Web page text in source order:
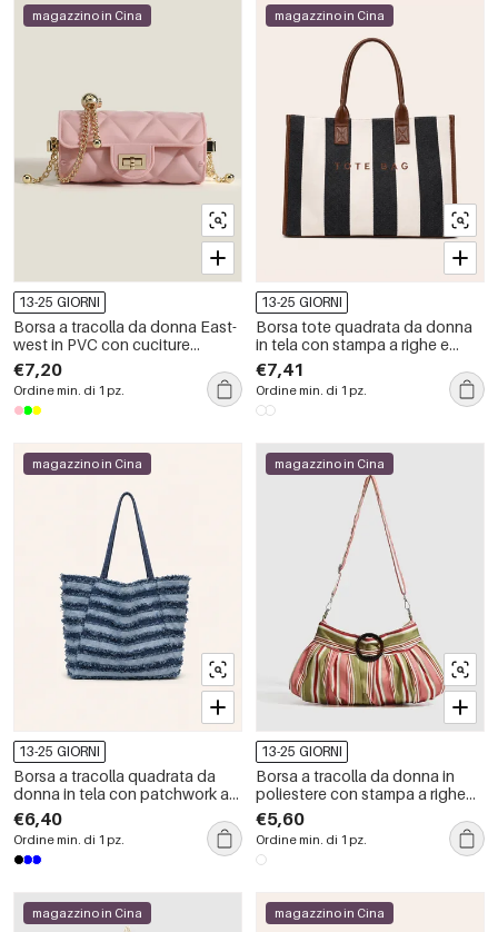
magazzino in Cina
13-25 GIORNI
Borsa a tracolla da donna East-
west in PVC con cuciture
trapuntate, dettagli in metallo e
catena in tinta unita, stile casual.
€7,20
Ordine min. di 1 pz.
magazzino in Cina
13-25 GIORNI
Borsa tote quadrata da donna
in tela con stampa a righe e
pois, stile casual, senza lettere.
€7,41
Ordine min. di 1 pz.
magazzino in Cina
13-25 GIORNI
Borsa a tracolla quadrata da
donna in tela con patchwork a
tinta unita e strisce, stile casual.
€6,40
Ordine min. di 1 pz.
magazzino in Cina
13-25 GIORNI
Borsa a tracolla da donna in
poliestere con stampa a righe
multicolore, stile chic parigino.
€5,60
Ordine min. di 1 pz.
magazzino in Cina magazzino in Cina